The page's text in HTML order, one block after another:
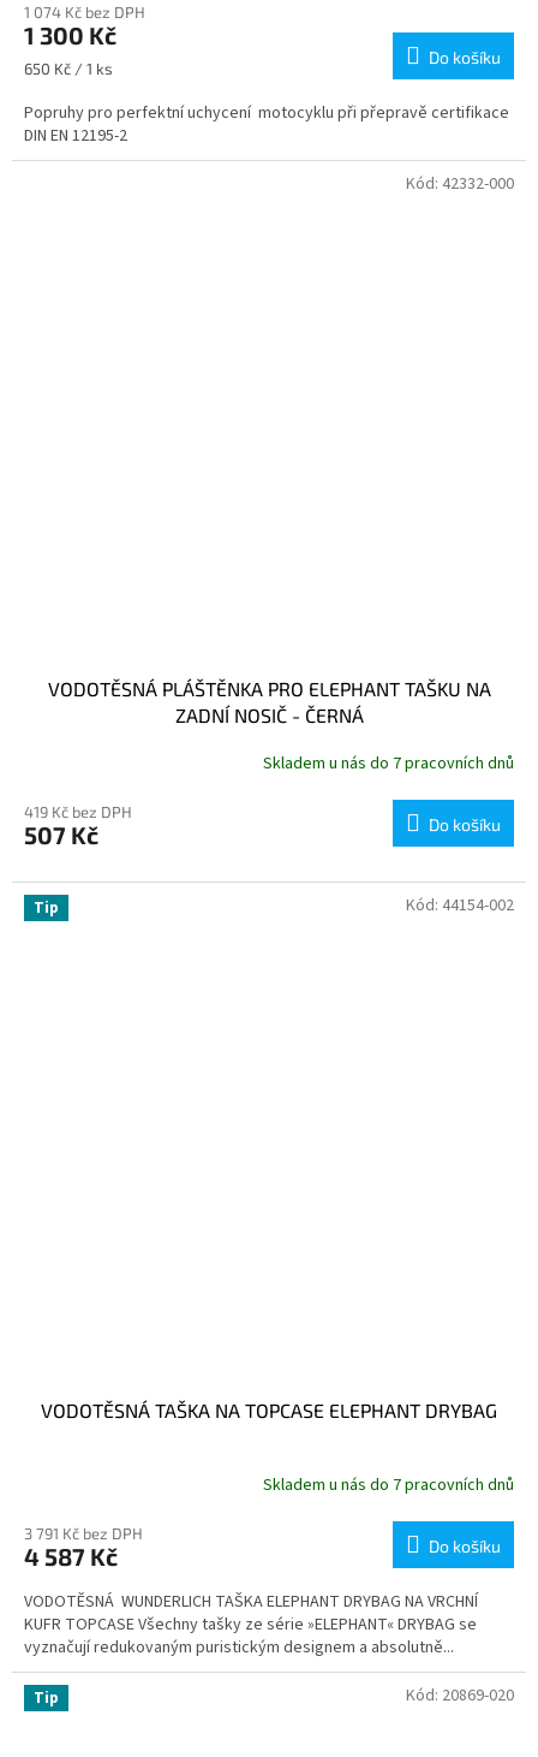
1 074 Kč bez DPH
1 300 Kč
Měrná
650 Kč / 1 ks
Do košíku
Popruhy pro perfektní uchycení motocyklu při přepravě certifikace
DIN EN 12195-2
VODOTĚSNÁ PLÁŠTĚNKA PRO ELEPHANT TAŠKU NA
ZADNÍ NOSIČ - ČERNÁ
Skladem u nás do 7 pracovních dnů
419 Kč bez DPH
507 Kč Do košíku
Kód: 42332-000
Tip
VODOTĚSNÁ TAŠKA NA TOPCASE ELEPHANT DRYBAG
Skladem u nás do 7 pracovních dnů
3 791 Kč bez DPH
4 587 Kč Do košíku
VODOTĚSNÁ WUNDERLICH TAŠKA ELEPHANT DRYBAG NA VRCHNÍ
KUFR TOPCASE Všechny tašky ze série »ELEPHANT« DRYBAG se
vyznačují redukovaným puristickým designem a absolutně...
Kód: 44154-002
Tip Kód: 20869-020